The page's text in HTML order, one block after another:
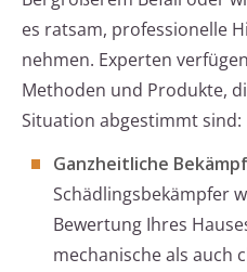
es ratsam, professionelle
nehmen. Experten
Methoden und Produkte,
Situation abgestimmt sind:
Ganzheitliche
Schädlingsbekämpfer
Bewertung Ihres
mechanische als auch